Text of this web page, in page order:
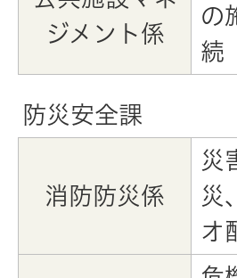
ジメント係
の
続
防災安全課
消防防災係
災
災
オ